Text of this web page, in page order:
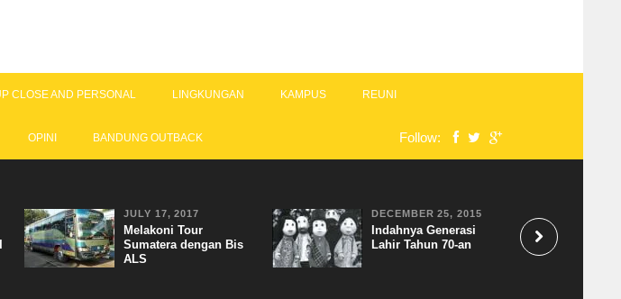
CLOSE AND PERSONAL LINGKUNGAN KAMPUS REUNI
OPINI BANDUNG OUTBACK Follow:
JULY 17, 2017
Melakoni Tour
Sumatera dengan Bis
ALS
DECEMBER 25, 2015
Indahnya Generasi
Lahir Tahun 70-an